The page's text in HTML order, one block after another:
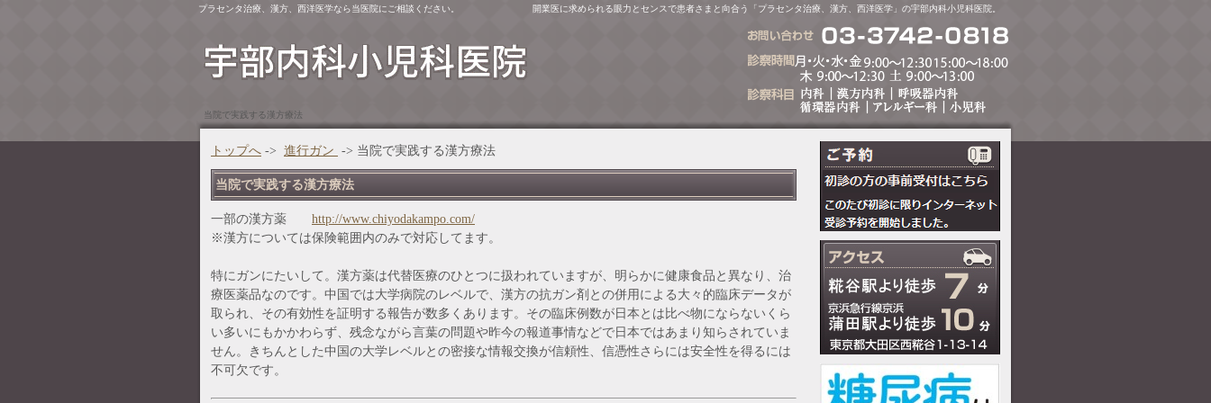
当院で実践する漢方療法
開業医に求められる眼力とセンスで患者さまと向合う「プラセンタ治療、漢方、西洋医学」の宇部内科小児科医院。
プラセンタ治療、漢方、西洋医学なら当医院にご相談ください。
トップへ -> 進行ガン -> 当院で実践する漢方療法
当院で実践する漢方療法
一部の漢方薬 http://www.chiyodakampo.com/
※漢方については保険範囲内のみで対応してます。
特にガンにたいして。漢方薬は代替医療のひとつに扱われていますが、明らかに健康食品と異なり、治
療医薬品なのです。中国では大学病院のレベルで、漢方の抗ガン剤との併用による大々的臨床データが
取られ、その有効性を証明する報告が数多くあります。その臨床例数が日本とは比べ物にならないくら
い多いにもかかわらず、残念ながら言葉の問題や昨今の報道事情などで日本ではあまり知らされていま
せん。きちんとした中国の大学レベルとの密接な情報交換が信頼性、信憑性さらには安全性を得るには
不可欠です。